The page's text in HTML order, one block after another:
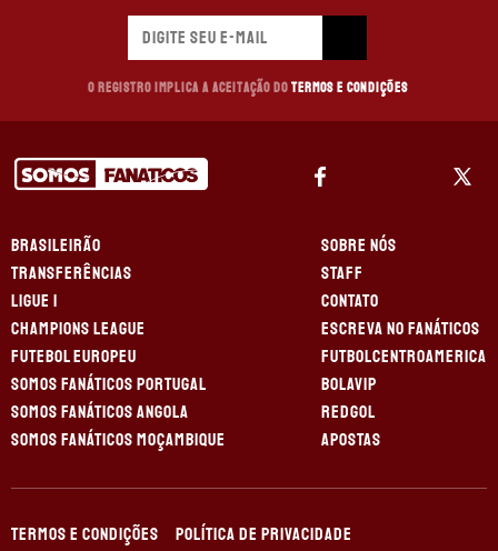
O registro implica a aceitação do Termos e Condições
BRASILEIRÃO
TRANSFERÊNCIAS
LIGUE 1
CHAMPIONS LEAGUE
FUTEBOL EUROPEU
SOMOS FANÁTICOS PORTUGAL
SOMOS FANÁTICOS ANGOLA
SOMOS FANÁTICOS MOÇAMBIQUE
SOBRE NÓS
STAFF
CONTATO
ESCREVA NO FANÁTICOS
FUTBOLCENTROAMERICA
BOLAVIP
REDGOL
APOSTAS
TERMOS E CONDIÇÕES POLÍTICA DE PRIVACIDADE